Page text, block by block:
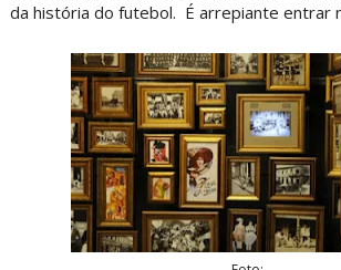
da história do futebol. É arrepiante entrar